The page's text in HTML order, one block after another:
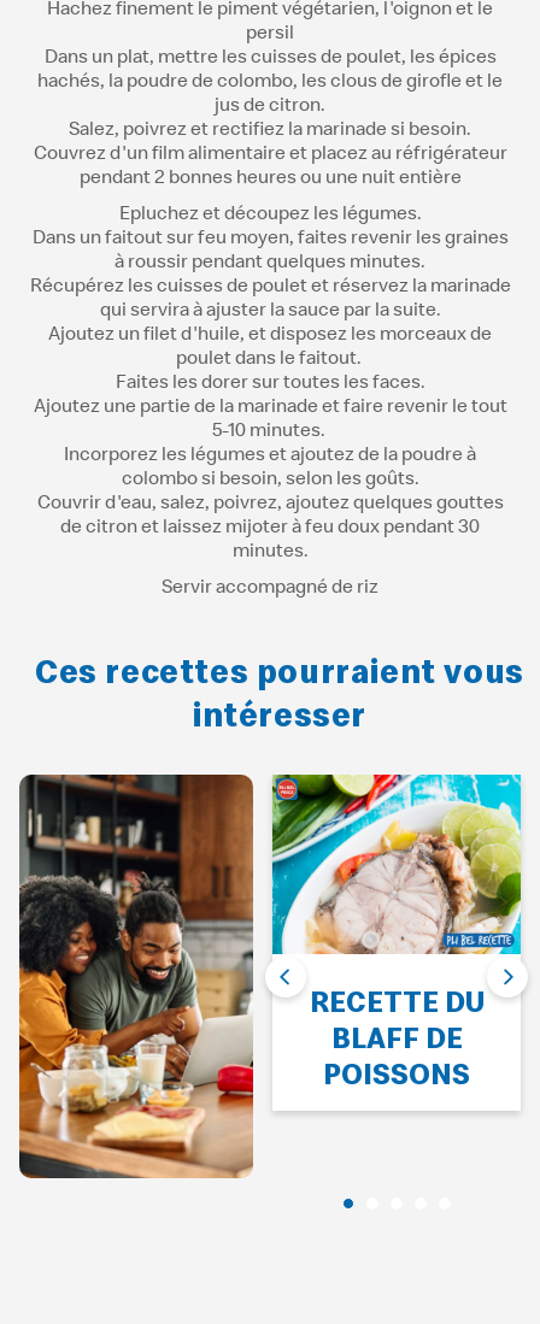
Hachez finement le piment végétarien, l'oignon et le
persil
Dans un plat, mettre les cuisses de poulet, les épices
hachés, la poudre de colombo, les clous de girofle et le
jus de citron.
Salez, poivrez et rectifiez la marinade si besoin.
Couvrez d'un film alimentaire et placez au réfrigérateur
pendant 2 bonnes heures ou une nuit entière
Epluchez et découpez les légumes.
Dans un faitout sur feu moyen, faites revenir les graines
à roussir pendant quelques minutes.
Récupérez les cuisses de poulet et réservez la marinade
qui servira à ajuster la sauce par la suite.
Ajoutez un filet d'huile, et disposez les morceaux de
poulet dans le faitout.
Faites les dorer sur toutes les faces.
Ajoutez une partie de la marinade et faire revenir le tout
5-10 minutes.
Incorporez les légumes et ajoutez de la poudre à
colombo si besoin, selon les goûts.
Couvrir d'eau, salez, poivrez, ajoutez quelques gouttes
de citron et laissez mijoter à feu doux pendant 30
minutes.
Servir accompagné de riz
Ces recettes pourraient vous
intéresser
SALADE DE
COUAC
RECETTE DU
BLAFF DE
POISSONS
‹